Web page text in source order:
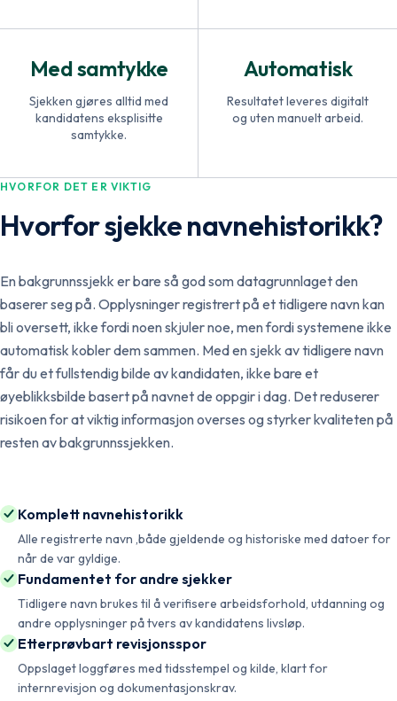
Med samtykke
Sjekken gjøres alltid med
kandidatens eksplisitte
samtykke.
Automatisk
Resultatet leveres digitalt
og uten manuelt arbeid.
HVORFOR DET ER VIKTIG
Hvorfor sjekke navnehistorikk?
En bakgrunnssjekk er bare så god som datagrunnlaget den
baserer seg på. Opplysninger registrert på et tidligere navn kan
bli oversett, ikke fordi noen skjuler noe, men fordi systemene ikke
automatisk kobler dem sammen. Med en sjekk av tidligere navn
får du et fullstendig bilde av kandidaten, ikke bare et
øyeblikksbilde basert på navnet de oppgir i dag. Det reduserer
risikoen for at viktig informasjon overses og styrker kvaliteten på
resten av bakgrunnssjekken.
Komplett navnehistorikk
Alle registrerte navn ,både gjeldende og historiske med datoer for
når de var gyldige.
Fundamentet for andre sjekker
Tidligere navn brukes til å verifisere arbeidsforhold, utdanning og
andre opplysninger på tvers av kandidatens livsløp.
Etterprøvbart revisjonsspor
Oppslaget loggføres med tidsstempel og kilde, klart for
internrevisjon og dokumentasjonskrav.